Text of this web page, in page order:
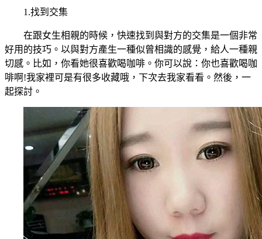
1.找到交集
在跟女生相親的時候，快速找到與對方的交集是一個非常
好用的技巧。以與對方產生一種似曾相識的感覺，給人一種親
切感。比如，你看她很喜歡喝咖啡。你可以說：你也喜歡喝咖
啡啊!我家裡可是有很多收藏哦，下次去我家看看。然後，一
起探討。